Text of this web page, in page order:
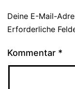
Deine E-Mail-
Erforderliche
Kommentar *